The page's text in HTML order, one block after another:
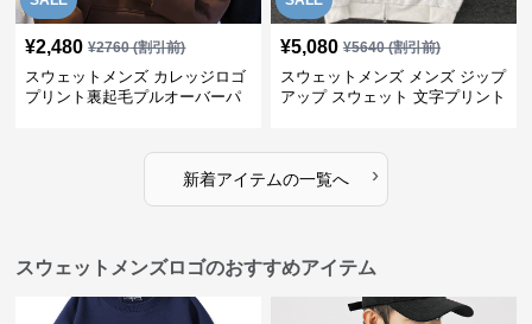
¥2,480 ¥2760(割引前)
スウェットメンズ カレッジロゴ
プリント裏起毛プルオーバーパ
¥5,080 ¥5640(割引前)
スウェットメンズ メンズ ジップ
アップ スウェット 文字プリント
新着アイテムの一覧へ ›
スウェットメンズロゴのおすすめアイテム